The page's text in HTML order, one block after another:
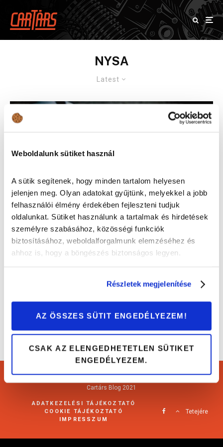
Weboldalunk sütiket használ
A sütik segítenek, hogy minden tartalom helyesen
jelenjen meg. Olyan adatokat gyűjtünk, melyekkel a jobb
felhasználói élmény érdekében fejleszteni tudjuk
oldalunkat. Sütiket használunk a tartalmak és hirdetések
személyre szabásához, közösségi funkciók
biztosításához, weboldalforgalmunk elemzéséhez és
ahhoz is, hogy a böngészés biztonságos legyen.
Részletek megjelenítése
AZ ÖSSZES SÜTIT ENGEDÉLYEZEM!
CSAK AZ ELENGEDHETETLEN SÜTIKET
ENGEDÉLYEZEM.
NYSA
Latest
Szocialista mentőautótól az elektromos
Cartárs Blog 2021
ADATKEZELÉSI TÁJÉKOZTATÓ
COOKIE TÁJÉKOZTATÓ
IMPRESSZUM
Tetejére